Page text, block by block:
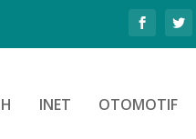
INET OTOMOTIF